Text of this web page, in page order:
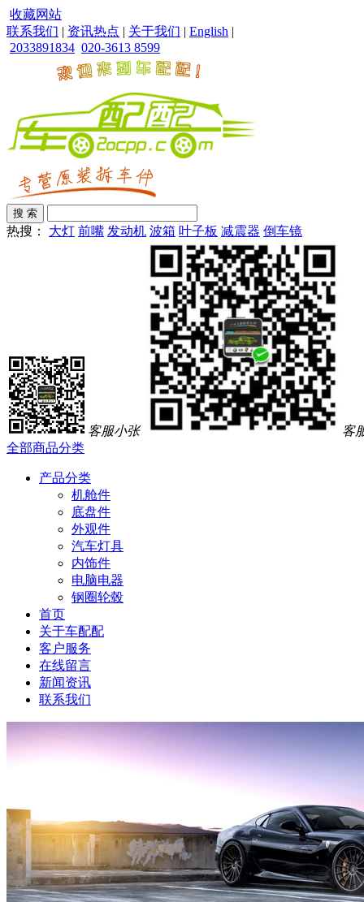
收藏网站
联系我们 | 资讯热点 | 关于我们 | English |
2033891834 020-3613 8599
热搜： 大灯 前嘴 发动机 波箱 叶子板 减震器 倒车镜
客服小张
客
全部商品分类
产品分类
机舱件
底盘件
外观件
汽车灯具
内饰件
电脑电器
钢圈轮毂
首页
关于车配配
客户服务
在线留言
新闻资讯
联系我们